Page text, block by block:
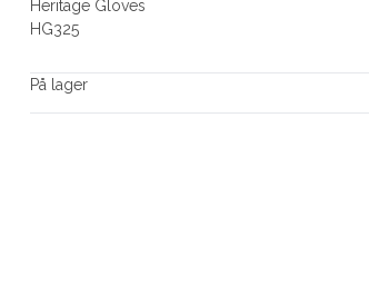
Heritage Gloves
HG325
På lager